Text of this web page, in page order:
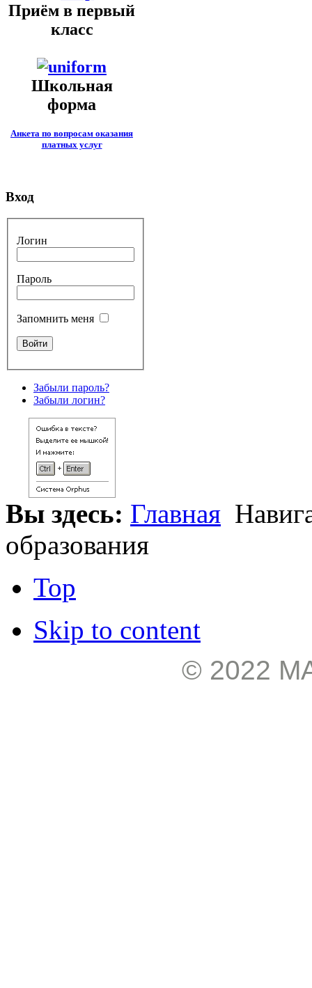
Приём в первый
класс
Школьная
форма
Анкета по вопросам оказания
платных услуг
Вход
Логин
Пароль
Запомнить меня
Забыли пароль?
Забыли логин?
Вы здесь: Главная
образования
Top
Skip to content
© 2022